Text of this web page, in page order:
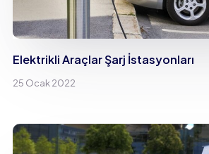
Elektrikli Araçlar Şarj İstasyonları
25 Ocak 2022